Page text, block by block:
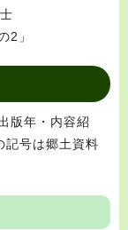
2」
版年・内容紹
記号は郷土資料